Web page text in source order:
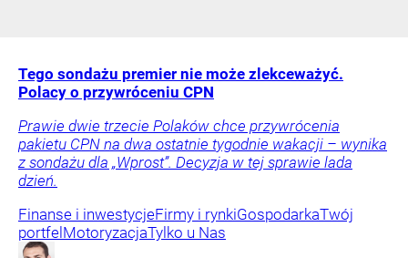
Tego sondażu premier nie może zlekceważyć.
Polacy o przywróceniu CPN
Prawie dwie trzecie Polaków chce przywrócenia
pakietu CPN na dwa ostatnie tygodnie wakacji – wynika
z sondażu dla „Wprost”. Decyzja w tej sprawie lada
dzień.
Finanse i inwestycjeFirmy i rynkiGospodarkaTwój
portfel MotoryzacjaTylko u Nas